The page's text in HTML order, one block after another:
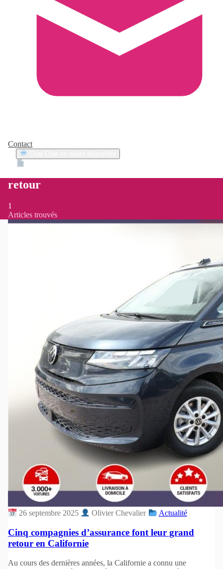
Contact
retour
1
Articles trouvés
26 septembre 2025 Olivier Chevalier Actualité
Cinq compagnies d’assurance font leur grand
retour en Californie
Au cours des dernières années, la Californie a connu une